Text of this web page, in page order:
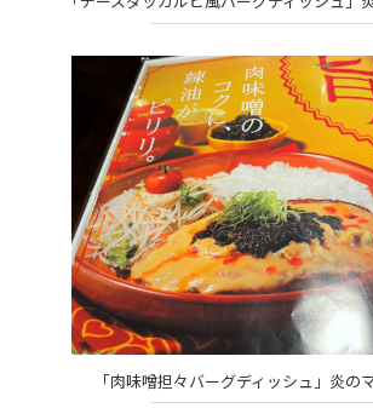
「肉味噌担々バーグディッシュ」炎の